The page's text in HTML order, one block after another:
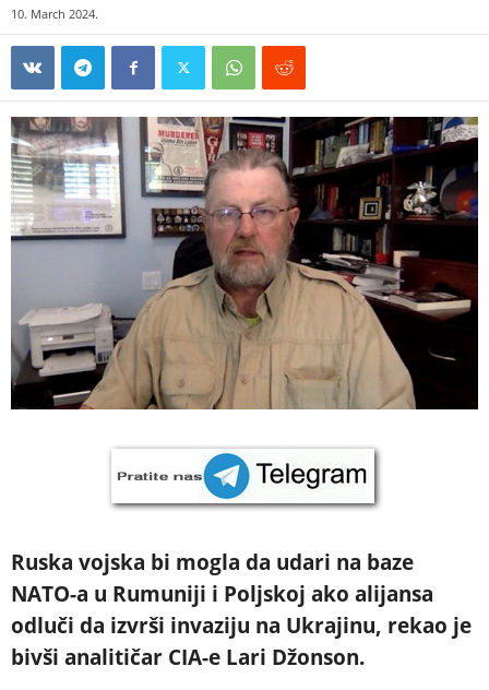
10. March 2024.
Ruska vojska bi mogla da udari na baze
NATO-a u Rumuniji i Poljskoj ako alijansa
odluči da izvrši invaziju na Ukrajinu, rekao je
bivši analitičar CIA-e Lari Džonson.